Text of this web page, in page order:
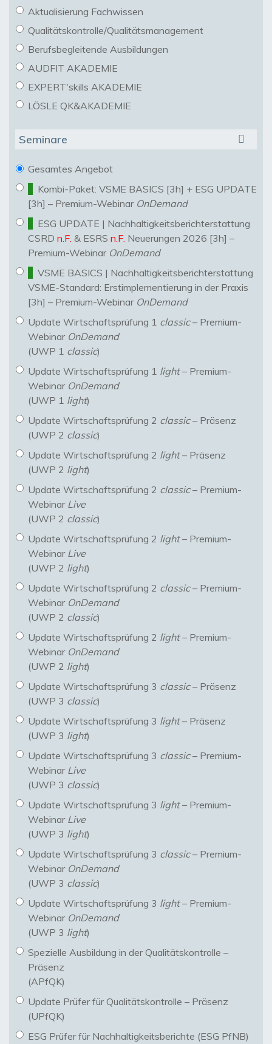
Aktualisierung Fachwissen
Qualitätskontrolle/Qualitätsmanagement
Berufsbegleitende Ausbildungen
AUDFIT AKADEMIE
EXPERT'skills AKADEMIE
LÖSLE QK&AKADEMIE
Seminare
Gesamtes Angebot
Kombi-Paket: VSME BASICS [3h] + ESG UPDATE
[3h] – Premium-Webinar OnDemand
ESG UPDATE | Nachhaltigkeitsberichterstattung
CSRD n.F. & ESRS n.F. Neuerungen 2026 [3h] –
Premium-Webinar OnDemand
VSME BASICS | Nachhaltigkeitsberichterstattung
VSME-Standard: Erstimplementierung in der Praxis
[3h] – Premium-Webinar OnDemand
Update Wirtschaftsprüfung 1 classic– Premium-
Webinar OnDemand
(UWP 1 classic)
Update Wirtschaftsprüfung 1 light– Premium-
Webinar OnDemand
(UWP 1 light)
Update Wirtschaftsprüfung 2 classic– Präsenz
(UWP 2 classic)
Update Wirtschaftsprüfung 2 light– Präsenz
(UWP 2 light)
Update Wirtschaftsprüfung 2 classic– Premium-
Webinar Live
(UWP 2 classic)
Update Wirtschaftsprüfung 2 light– Premium-
Webinar Live
(UWP 2 light)
Update Wirtschaftsprüfung 2 classic– Premium-
Webinar OnDemand
(UWP 2 classic)
Update Wirtschaftsprüfung 2 light– Premium-
Webinar OnDemand
(UWP 2 light)
Update Wirtschaftsprüfung 3 classic– Präsenz
(UWP 3 classic)
Update Wirtschaftsprüfung 3 light– Präsenz
(UWP 3 light)
Update Wirtschaftsprüfung 3 classic– Premium-
Webinar Live
(UWP 3 classic)
Update Wirtschaftsprüfung 3 light– Premium-
Webinar Live
(UWP 3 light)
Update Wirtschaftsprüfung 3 classic– Premium-
Webinar OnDemand
(UWP 3 classic)
Update Wirtschaftsprüfung 3 light– Premium-
Webinar OnDemand
(UWP 3 light)
Spezielle Ausbildung in der Qualitätskontrolle –
Präsenz
(APfQK)
Update Prüfer für Qualitätskontrolle – Präsenz
(UPfQK)
ESG Prüfer für Nachhaltigkeitsberichte (ESG PfNB)